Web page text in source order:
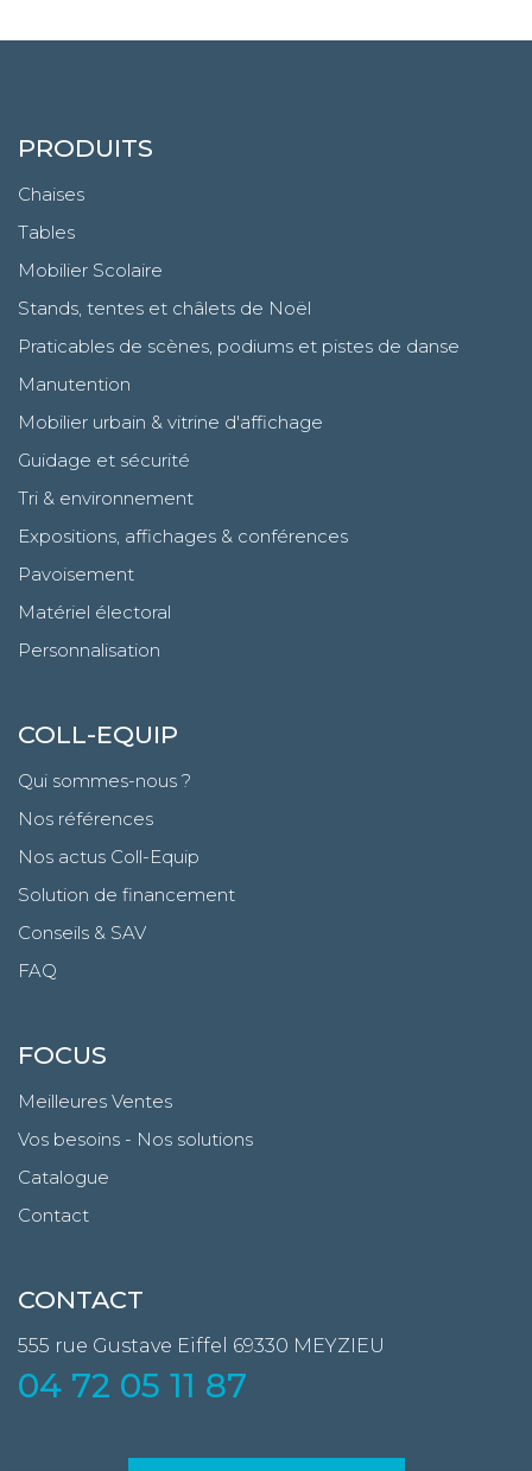
PRODUITS
Chaises
Tables
Mobilier Scolaire
Stands, tentes et châlets de Noël
Praticables de scènes, podiums et pistes de danse
Manutention
Mobilier urbain & vitrine d'affichage
Guidage et sécurité
Tri & environnement
Expositions, affichages & conférences
Pavoisement
Matériel électoral
Personnalisation
COLL-EQUIP
Qui sommes-nous ?
Nos références
Nos actus Coll-Equip
Solution de financement
Conseils & SAV
FAQ
FOCUS
Meilleures Ventes
Vos besoins - Nos solutions
Catalogue
Contact
CONTACT
555 rue Gustave Eiffel 69330 MEYZIEU
04 72 05 11 87